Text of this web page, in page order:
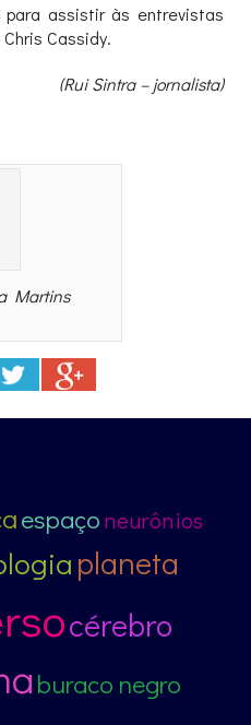
para assistir às entrevistas
Cassidy.
(Rui Sintra – jornalista)
Martins
espaçoneurônios
planeta
cérebro
buraco negro